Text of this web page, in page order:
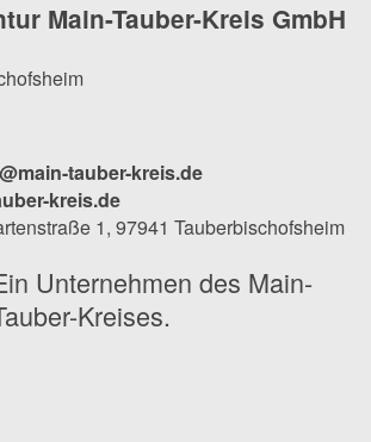
Main-Tauber-Kreis GmbH
tauber-kreis.de
kreis.de
1, 97941 Tauberbischofsheim
Unternehmen des Main-
Kreises.